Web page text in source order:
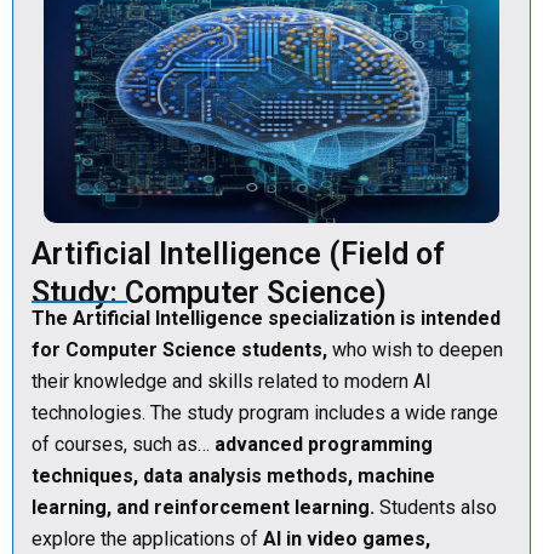
Artificial Intelligence (Field of
Study: Computer Science)
The Artificial Intelligence specialization is intended
for Computer Science students, who wish to deepen
their knowledge and skills related to modern AI
technologies. The study program includes a wide range
of courses, such as… advanced programming
techniques, data analysis methods, machine
learning, and reinforcement learning. Students also
explore the applications of AI in video games,